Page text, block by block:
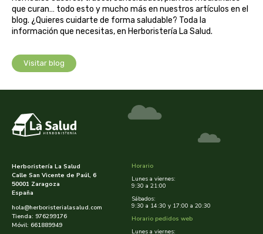
que curan… todo esto y mucho más en nuestros artículos en el
blog. ¿Quieres cuidarte de forma saludable? Toda la
información que necesitas, en Herboristería La Salud.
Visitar blog
Herboristería La Salud
Calle San Vicente de Paúl, 6
50001 Zaragoza
España
hola@herboristerialasalud.com
Tienda: 976299176
Móvil: 661889949
Horario
Lunes a viernes:
9:30 a 21:00
Sábados:
9:30 a 14:30 y 17:00 a 20:30
Horario pedidos web
Lunes a viernes:
cosmo naturel
cosnature
derbos
diego camaras- lotero